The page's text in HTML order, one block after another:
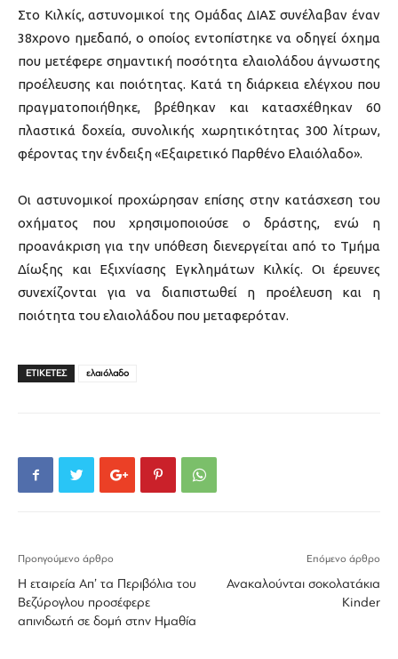
Στο Κιλκίς, αστυνομικοί της Ομάδας ΔΙΑΣ συνέλαβαν έναν
38χρονο ημεδαπό, ο οποίος εντοπίστηκε να οδηγεί όχημα
που μετέφερε σημαντική ποσότητα ελαιολάδου άγνωστης
προέλευσης και ποιότητας. Κατά τη διάρκεια ελέγχου που
πραγματοποιήθηκε, βρέθηκαν και κατασχέθηκαν 60
πλαστικά δοχεία, συνολικής χωρητικότητας 300 λίτρων,
φέροντας την ένδειξη «Εξαιρετικό Παρθένο Ελαιόλαδο».
Οι αστυνομικοί προχώρησαν επίσης στην κατάσχεση του
οχήματος που χρησιμοποιούσε ο δράστης, ενώ η
προανάκριση για την υπόθεση διενεργείται από το Τμήμα
Δίωξης και Εξιχνίασης Εγκλημάτων Κιλκίς. Οι έρευνες
συνεχίζονται για να διαπιστωθεί η προέλευση και η
ποιότητα του ελαιολάδου που μεταφερόταν.
ΕΤΙΚΕΤΕΣ ελαιόλαδο
Προηγούμενο άρθρο
Η εταιρεία Απ’ τα Περιβόλια του
Βεζύρογλου προσέφερε
απινιδωτή σε δομή στην Ημαθία
Επόμενο άρθρο
Ανακαλούνται σοκολατάκια
Kinder